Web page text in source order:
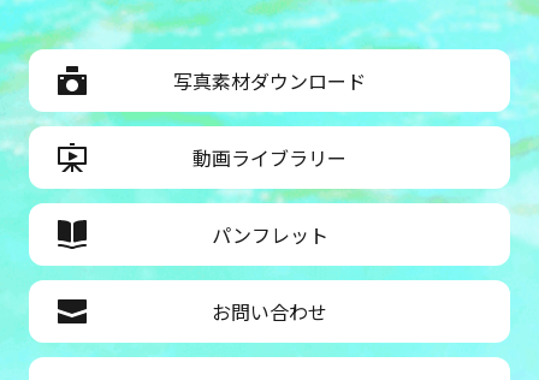
写真素材ダウンロード
動画ライブラリー
パンフレット
お問い合わせ